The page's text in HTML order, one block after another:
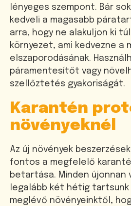
lényeges szempont. Bár
kedveli a magasabb
arra, hogy ne alakuljon ki
környezet, ami kedvezne a
elszaporodásának.
páramentesítőt vagy
szellőztetés gyakoriságát.
Karantén
növényeknél
Az új növények
fontos a megfelelő
betartása. Minden újonnan
legalább két hétig
meglévő növényeinktől,